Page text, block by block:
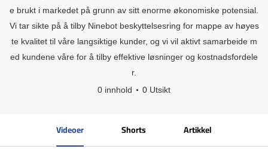
e brukt i markedet på grunn av sitt enorme økonomiske potensial.
Vi tar sikte på å tilby Ninebot beskyttelsesring for mappe av høyes
te kvalitet til våre langsiktige kunder, og vi vil aktivt samarbeide m
ed kundene våre for å tilby effektive løsninger og kostnadsfordele
r.
0 innhold
0 Utsikt
Videoer Shorts Artikkel